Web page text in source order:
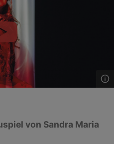
von Sandra Maria